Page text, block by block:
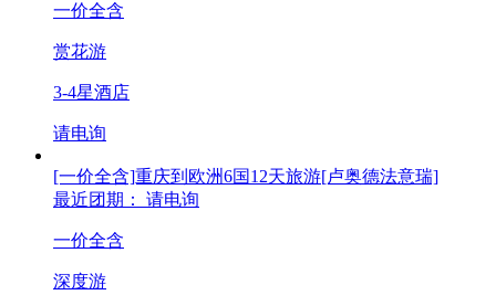
一价全含
赏花游
3-4星酒店
请电询
[一价全含]重庆到欧洲6国12天旅游[卢奥德法意瑞]
最近团期： 请电询
一价全含
深度游